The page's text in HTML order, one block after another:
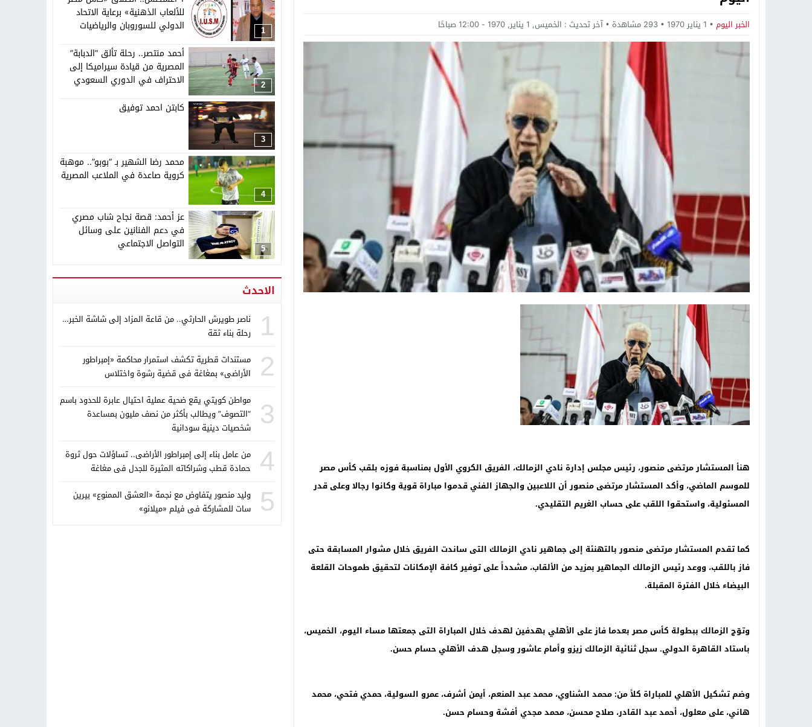
د. جمال شعبان لطلاب الثانوية العامة: كلية الطب رسالة إنسانية.. ومن يحلم بأن يصبح مثل مجدى يعقوب عليه بالاجتهاد 15:51 بشار سعود.. “78 ساعة غيرت كل شيء”
14:19 8 أغسطس.. “Viral Star” تطلق موسمها الثالث من القاهرة لأول مرة بمشاركة أبرز صناع المحتوى العرب
12:17
خبير الذكاء الاصطناعي والأمن السيبرانى الدكتور رامى يسرى يكتب: كيف التهم الذكاء الاصطناعى واقتصاد الانتباه إرادتنا؟
20:07
د. عمرو سليمان يعتمد الخطة الاستراتيجية للاتحاد الدولي للأكاديميات الرياضية (GUSA) للموسم 2026–2027
الخبر اليوم 1 يناير 1970 293 مشاهدة آخر تحديث : الخميس, 1 يناير, 1970 - 12:00 صباحًا
هنأ المستشار مرتضى منصور، رئيس مجلس إدارة نادي الزمالك، الفريق الكروي الأول بمناسبة فوزه بلقب كأس مصر
للموسم الماضي، وأكد المستشار مرتضى منصور أن اللاعبين والجهاز الفني قدموا مباراة قوية وكانوا رجالا وعلى قدر
المسئولية، واستحقوا اللقب على حساب الغريم التقليدي.
كما تقدم المستشار مرتضى منصور بالتهنئة إلى جماهير نادي الزمالك التى ساندت الفريق خلال مشوار المسابقة حتى
فاز باللقب، ووعد رئيس الزمالك الجماهير بمزيد من الألقاب، مشدداً على توفير كافة الإمكانات لتحقيق طموحات القلعة
البيضاء خلال الفترة المقبلة.
وتوّج الزمالك ببطولة كأس مصر بعدما فاز على الأهلي بهدفين لهدف خلال المباراة التى جمعتها مساء اليوم، الخميس،
باستاد القاهرة الدولي. سجل ثنائية الزمالك زيزو وأمام عاشور وسجل هدف الأهلي حسام حسن.
وضم تشكيل الأهلي للمباراة كلاً من: محمد الشناوي، محمد عبد المنعم، أيمن أشرف، عمرو السولية، حمدي فتحي، محمد
هاني، على معلول، أحمد عبد القادر، صلاح محسن، محمد مجدي أفشة وحسام حسن.
1
للألعاب الذهنية» برعاية الاتحاد
الدولي للسوروبان والرياضيات
2
أحمد منتصر.. رحلة تألق “الدبابة”
المصرية من قيادة سيراميكا إلى
الاحتراف في الدوري السعودي
3
كابتن احمد توفيق
4
محمد رضا الشهير بـ “بوبو”.. موهبة
كروية صاعدة في الملاعب المصرية
5
عز أحمد: قصة نجاح شاب مصري
في دعم الفنانين على وسائل
التواصل الاجتماعي
الاحدث
1
ناصر طويرش الحارثي.. من قاعة المزاد إلى شاشة الخبر…
رحلة بناء ثقة
2
مستندات قطرية تكشف استمرار محاكمة «إمبراطور
الأراضى» بمغاغة فى قضية رشوة واختلاس
3
مواطن كويتي يقع ضحية عملية احتيال عابرة للحدود باسم
“التصوف” ويطالب بأكثر من نصف مليون بمساعدة
شخصيات دينية سودانية
4
من عامل بناء إلى إمبراطور الأراضى.. تساؤلات حول ثروة
حمادة قطب وشراكاته المثيرة للجدل فى مغاغة
5
وليد منصور يتفاوض مع نجمة «العشق الممنوع» بيرين
سات للمشاركة فى فيلم «ميلانو»